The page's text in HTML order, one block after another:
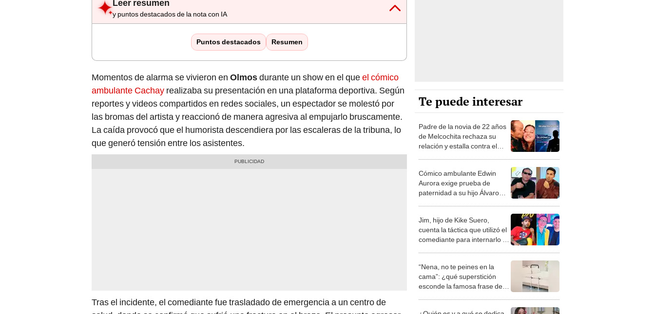
Leer resumen
y puntos destacados de la nota con IA
Puntos destacados Resumen
Momentos de alarma se vivieron en Olmosdurante un show en el queel cómico
ambulante Cachay realizaba su presentación en una plataforma deportiva. Según
reportes y videos compartidos en redes sociales, un espectador se molestó por
las bromas del artista y reaccionó de manera agresiva al empujarlo bruscamente.
La caída provocó que el humorista descendiera por las escaleras de la tribuna, lo
que generó tensión entre los asistentes.
Tras el incidente, el comediante fue trasladado de emergencia a un centro de
Te puede interesar
Padre de la novia de 22 años
de Melcochita rechaza su
relación y estalla contra el
Cómico ambulante Edwin
Aurora exige prueba de
paternidad a su hijo Álvaro
agradecido”
Jim, hijo de Kike Suero,
cuenta la táctica que utilizó el
comediante para internarlo en
“Nena, no te peines en la
cama”: ¿qué superstición
esconde la famosa frase de